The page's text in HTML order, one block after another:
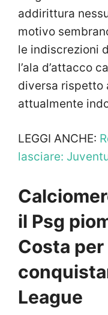
addirittura
motivo
le indiscrezioni
l’ala d’attacco
diversa rispetto
attualmente
LEGGI ANCHE:
lasciare:
il Psg
Costa
League